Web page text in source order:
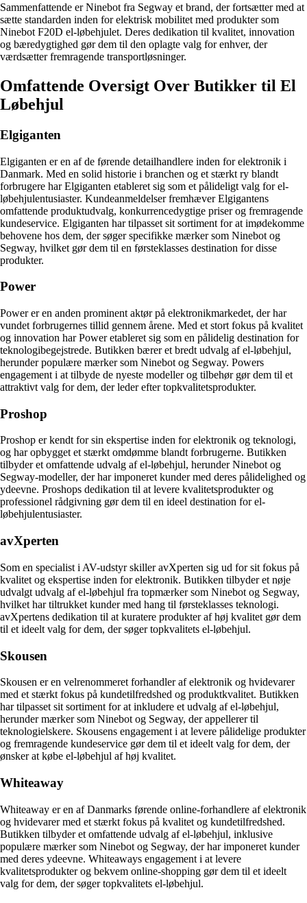
Sammenfattende er Ninebot fra Segway et brand, der fortsætter med at
sætte standarden inden for elektrisk mobilitet med produkter som
Ninebot F20D el-løbehjulet. Deres dedikation til kvalitet, innovation
og bæredygtighed gør dem til den oplagte valg for enhver, der
værdsætter fremragende transportløsninger.
Omfattende Oversigt Over Butikker til El
Løbehjul
Elgiganten
Elgiganten er en af de førende detailhandlere inden for elektronik i
Danmark. Med en solid historie i branchen og et stærkt ry blandt
forbrugere har Elgiganten etableret sig som et pålideligt valg for el-
løbehjulentusiaster. Kundeanmeldelser fremhæver Elgigantens
omfattende produktudvalg, konkurrencedygtige priser og fremragende
kundeservice. Elgiganten har tilpasset sit sortiment for at imødekomme
behovene hos dem, der søger specifikke mærker som Ninebot og
Segway, hvilket gør dem til en førsteklasses destination for disse
produkter.
Power
Power er en anden prominent aktør på elektronikmarkedet, der har
vundet forbrugernes tillid gennem årene. Med et stort fokus på kvalitet
og innovation har Power etableret sig som en pålidelig destination for
teknologibegejstrede. Butikken bærer et bredt udvalg af el-løbehjul,
herunder populære mærker som Ninebot og Segway. Powers
engagement i at tilbyde de nyeste modeller og tilbehør gør dem til et
attraktivt valg for dem, der leder efter topkvalitetsprodukter.
Proshop
Proshop er kendt for sin ekspertise inden for elektronik og teknologi,
og har opbygget et stærkt omdømme blandt forbrugerne. Butikken
tilbyder et omfattende udvalg af el-løbehjul, herunder Ninebot og
Segway-modeller, der har imponeret kunder med deres pålidelighed og
ydeevne. Proshops dedikation til at levere kvalitetsprodukter og
professionel rådgivning gør dem til en ideel destination for el-
løbehjulentusiaster.
avXperten
Som en specialist i AV-udstyr skiller avXperten sig ud for sit fokus på
kvalitet og ekspertise inden for elektronik. Butikken tilbyder et nøje
udvalgt udvalg af el-løbehjul fra topmærker som Ninebot og Segway,
hvilket har tiltrukket kunder med hang til førsteklasses teknologi.
avXpertens dedikation til at kuratere produkter af høj kvalitet gør dem
til et ideelt valg for dem, der søger topkvalitets el-løbehjul.
Skousen
Skousen er en velrenommeret forhandler af elektronik og hvidevarer
med et stærkt fokus på kundetilfredshed og produktkvalitet. Butikken
har tilpasset sit sortiment for at inkludere et udvalg af el-løbehjul,
herunder mærker som Ninebot og Segway, der appellerer til
teknologielskere. Skousens engagement i at levere pålidelige produkter
og fremragende kundeservice gør dem til et ideelt valg for dem, der
ønsker at købe el-løbehjul af høj kvalitet.
Whiteaway
Whiteaway er en af Danmarks førende online-forhandlere af elektronik
og hvidevarer med et stærkt fokus på kvalitet og kundetilfredshed.
Butikken tilbyder et omfattende udvalg af el-løbehjul, inklusive
populære mærker som Ninebot og Segway, der har imponeret kunder
med deres ydeevne. Whiteaways engagement i at levere
kvalitetsprodukter og bekvem online-shopping gør dem til et ideelt
valg for dem, der søger topkvalitets el-løbehjul.